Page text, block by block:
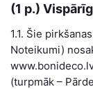
(1 p.)
1.1. Šie
Noteikumi)
(turpmāk –